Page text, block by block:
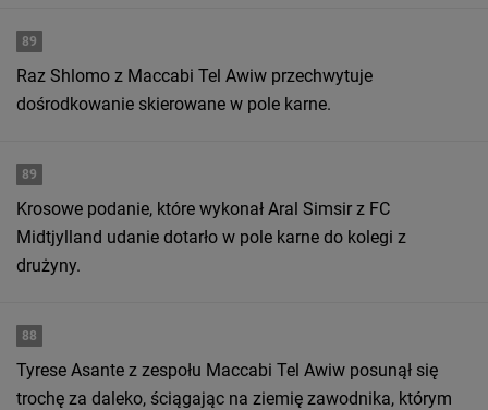
89
Raz Shlomo z Maccabi Tel Awiw przechwytuje
dośrodkowanie skierowane w pole karne.
89
Krosowe podanie, które wykonał Aral Simsir z FC
Midtjylland udanie dotarło w pole karne do kolegi z
drużyny.
88
Tyrese Asante z zespołu Maccabi Tel Awiw posunął się
trochę za daleko, ściągając na ziemię zawodnika, którym